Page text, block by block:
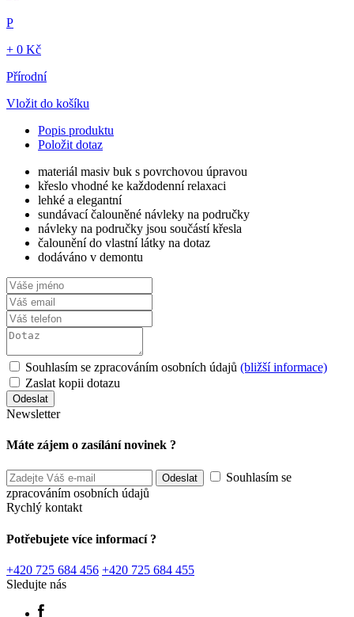
P
+ 0 Kč
Přírodní
Vložit do košíku
Popis produktu
Položit dotaz
materiál masiv buk s povrchovou úpravou
křeslo vhodné ke každodenní relaxaci
lehké a elegantní
sundávací čalouněné návleky na područky
návleky na područky jsou součástí křesla
čalounění do vlastní látky na dotaz
dodáváno v demontu
Souhlasím se zpracováním osobních údajů (bližší informace)
Zaslat kopii dotazu
Newsletter
Máte zájem o zasílání novinek ?
Souhlasím se
zpracováním osobních údajů
Rychlý kontakt
Potřebujete více informací ?
+420 725 684 456 +420 725 684 455
Sledujte nás